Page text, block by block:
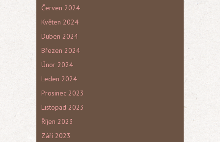
Červen 2024
Květen 2024
Duben 2024
Březen 2024
Únor 2024
Leden 2024
Prosinec 2023
Listopad 2023
Říjen 2023
Září 2023